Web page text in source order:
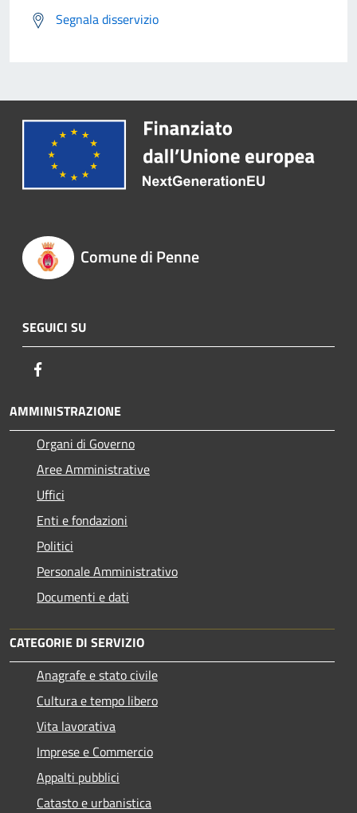
Segnala disservizio
Comune di Penne
SEGUICI SU
AMMINISTRAZIONE
Organi di Governo
Aree Amministrative
Uffici
Enti e fondazioni
Politici
Personale Amministrativo
Documenti e dati
CATEGORIE DI SERVIZIO
Anagrafe e stato civile
Cultura e tempo libero
Vita lavorativa
Imprese e Commercio
Appalti pubblici
Catasto e urbanistica